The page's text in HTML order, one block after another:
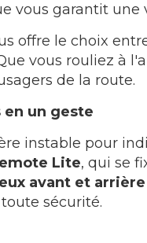
vous garantit
offre le choix
vous rouliez à
de la route.
un geste
instable pour
Lite, qui se
avant et arrière
sécurité.